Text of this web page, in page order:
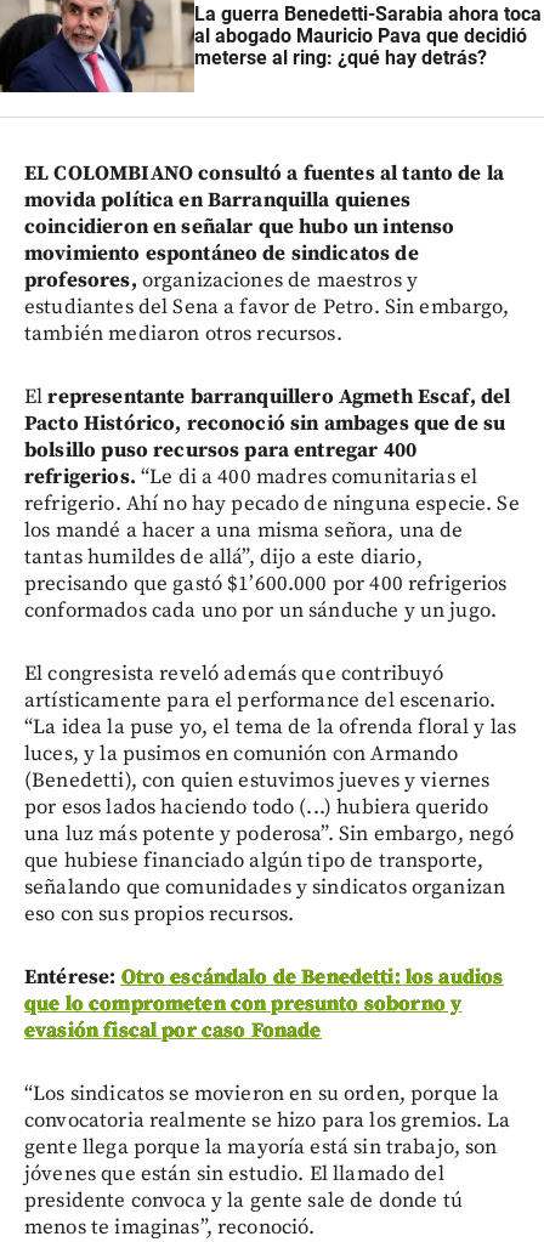
La guerra Benedetti-Sarabia ahora toca
al abogado Mauricio Pava que decidió
meterse al ring: ¿qué hay detrás?
EL COLOMBIANO consultó a fuentes al tanto de la
movida política en Barranquilla quienes
coincidieron en señalar que hubo un intenso
movimiento espontáneo de sindicatos de
profesores, organizaciones de maestros y
estudiantes del Sena a favor de Petro. Sin embargo,
también mediaron otros recursos.
Elrepresentante barranquillero Agmeth Escaf, del
Pacto Histórico, reconoció sin ambages que de su
bolsillo puso recursos para entregar 400
refrigerios. “Le di a 400 madres comunitarias el
refrigerio. Ahí no hay pecado de ninguna especie. Se
los mandé a hacer a una misma señora, una de
tantas humildes de allá”, dijo a este diario,
precisando que gastó $1’600.000 por 400 refrigerios
conformados cada uno por un sánduche y un jugo.
El congresista reveló además que contribuyó
artísticamente para el performance del escenario.
“La idea la puse yo, el tema de la ofrenda floral y las
luces, y la pusimos en comunión con Armando
(Benedetti), con quien estuvimos jueves y viernes
por esos lados haciendo todo (...) hubiera querido
una luz más potente y poderosa”. Sin embargo, negó
que hubiese financiado algún tipo de transporte,
señalando que comunidades y sindicatos organizan
eso con sus propios recursos.
Entérese: Otro escándalo de Benedetti: los audios
que lo comprometen con presunto soborno y
evasión fiscal por caso Fonade
“Los sindicatos se movieron en su orden, porque la
convocatoria realmente se hizo para los gremios. La
gente llega porque la mayoría está sin trabajo, son
jóvenes que están sin estudio. El llamado del
presidente convoca y la gente sale de donde tú
menos te imaginas”, reconoció.